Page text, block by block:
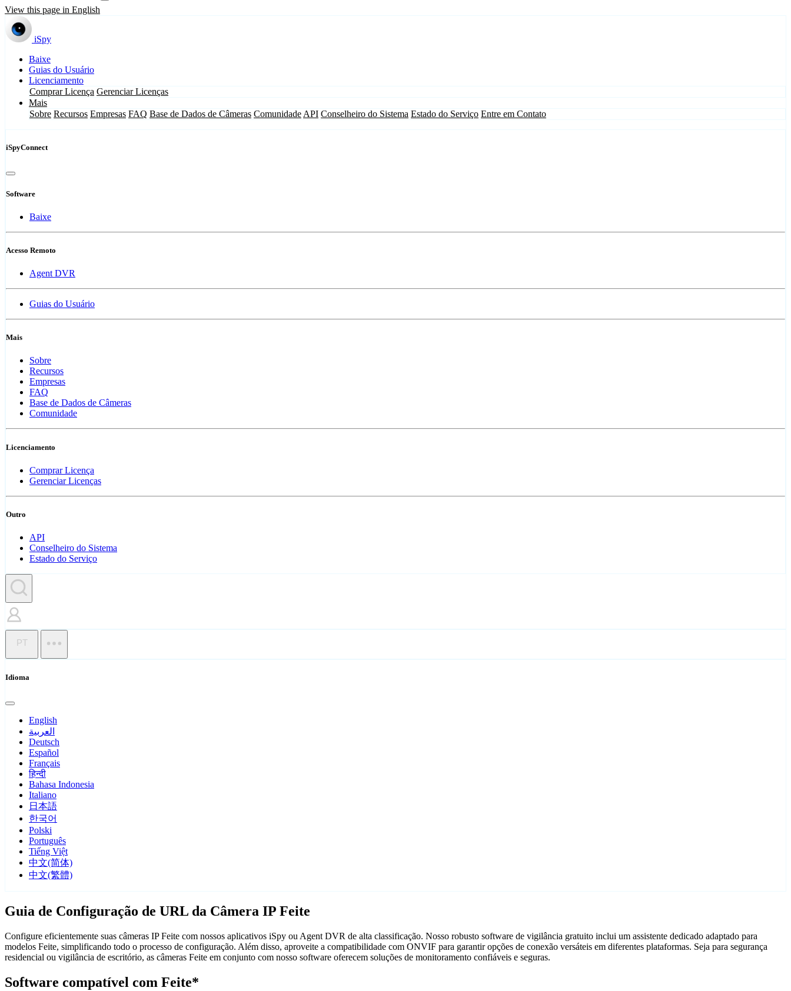
View this page in English
iSpy
Baixe
Guias do Usuário
Licenciamento
Comprar Licença Gerenciar Licenças
Mais
Sobre Recursos Empresas FAQ Base de Dados de Câmeras Comunidade API Conselheiro do Sistema Estado do Serviço Entre em Contato
iSpyConnect
Software
Baixe
Acesso Remoto
Agent DVR
Guias do Usuário
Mais
Sobre
Recursos
Empresas
FAQ
Base de Dados de Câmeras
Comunidade
Licenciamento
Comprar Licença
Gerenciar Licenças
Outro
API
Conselheiro do Sistema
Estado do Serviço
PT
Idioma
English
العربية
Deutsch
Español
Français
हिन्दी
Bahasa Indonesia
Italiano
日本語
한국어
Polski
Português
Tiếng Việt
中文(简体)
中文(繁體)
Guia de Configuração de URL da Câmera IP Feite
Configure eficientemente suas câmeras IP Feite com nossos aplicativos iSpy ou Agent DVR de alta classificação. Nosso robusto software de vigilância gratuito inclui um assistente dedicado adaptado para
modelos Feite, simplificando todo o processo de configuração. Além disso, aproveite a compatibilidade com ONVIF para garantir opções de conexão versáteis em diferentes plataformas. Seja para segurança
residencial ou vigilância de escritório, as câmeras Feite em conjunto com nosso software oferecem soluções de monitoramento confiáveis e seguras.
Software compatível com Feite*